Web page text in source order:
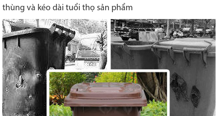
thùng và kéo dài tuổi thọ sản phẩm